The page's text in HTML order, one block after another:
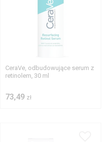
CeraVe, odbudowujące serum z
retinolem, 30 ml
73,49 zł